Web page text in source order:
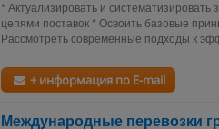
* Актуализировать и систематизировать
цепями поставок * Освоить базовые
Рассмотреть современные подходы к
+ информация по E-mail
Международные перевозки